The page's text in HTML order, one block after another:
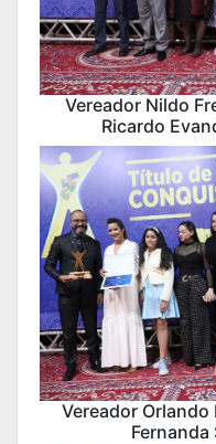
Vereador Nildo
Ricardo
Vereador
Fernanda